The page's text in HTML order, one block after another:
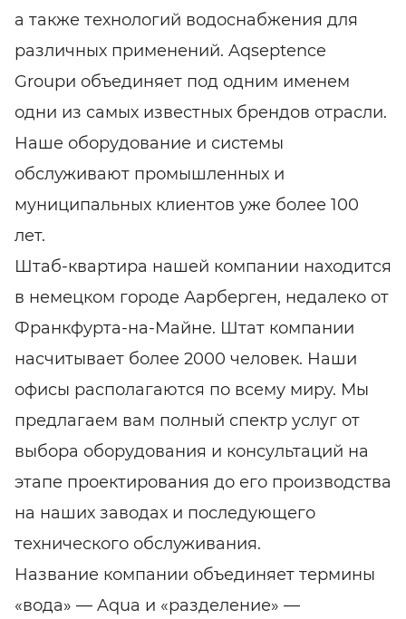
а также технологий водоснабжения для
различных применений. Aqseptence
Groupи объединяет под одним именем
одни из самых известных брендов отрасли.
Наше оборудование и системы
обслуживают промышленных и
муниципальных клиентов уже более 100
лет.
Штаб-квартира нашей компании находится
в немецком городе Аарберген, недалеко от
Франкфурта-на-Майне. Штат компании
насчитывает более 2000 человек. Наши
офисы располагаются по всему миру. Мы
предлагаем вам полный спектр услуг от
выбора оборудования и консультаций на
этапе проектирования до его производства
на наших заводах и последующего
технического обслуживания.
Название компании объединяет термины
«вода» — Aqua и «разделение» —